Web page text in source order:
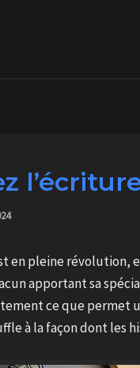
en pleine révolution,
apportant sa
ce que permet
à la façon dont les